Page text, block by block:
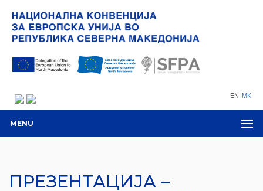
EN MK
MENU
ПРЕЗЕНТАЦИЈА –